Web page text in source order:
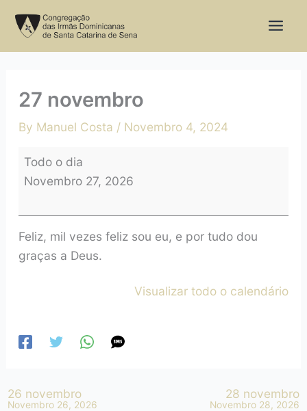
27 novembro
By Manuel Costa / Novembro 4, 2024
novembro
Todo o dia
Novembro 27, 2026
Feliz, mil vezes feliz sou eu, e por tudo dou
graças a Deus.
Visualizar todo o calendário
26 novembro
Novembro 26, 2026
28 novembro
Novembro 28, 2026